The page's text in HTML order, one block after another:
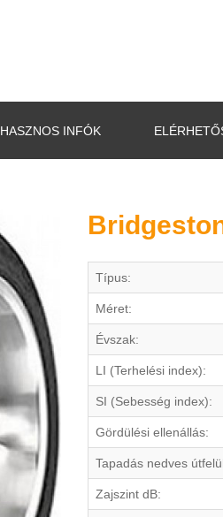
HASZNOS INFÓK
Típus:
Méret:
Évszak:
LI (Terhelési index):
SI (Sebesség index):
Gördülési ellenállás:
Tapadás nedves
Zajszint dB: